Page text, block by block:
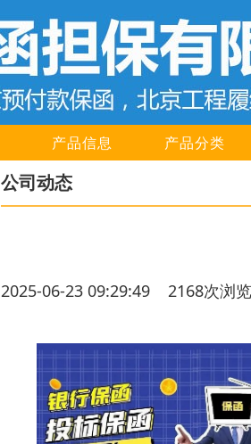
产品信息 产品分类
公司动态
2025-06-23 09:29:49 2168次浏览